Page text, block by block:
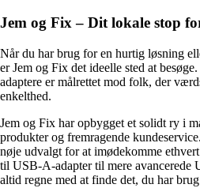
Jem og Fix – Dit lokale stop
Når du har brug for en hurtig løsning
er Jem og Fix det ideelle sted at
adaptere er målrettet mod folk, der
enkelthed.
Jem og Fix har opbygget et solidt ry i
produkter og fremragende
nøje udvalgt for at imødekomme
til USB-A-adapter til mere avancerede
altid regne med at finde det, du har